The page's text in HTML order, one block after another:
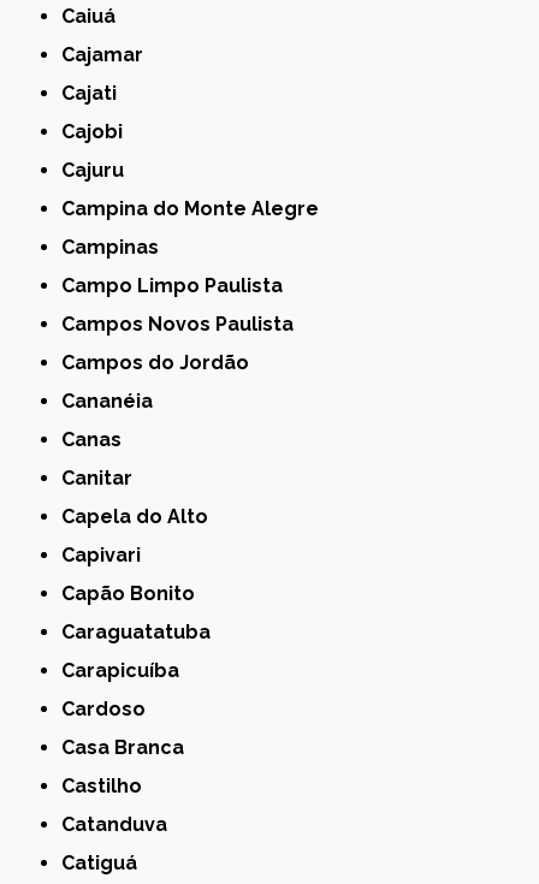
Caiuá
Cajamar
Cajati
Cajobi
Cajuru
Campina do Monte Alegre
Campinas
Campo Limpo Paulista
Campos Novos Paulista
Campos do Jordão
Cananéia
Canas
Canitar
Capela do Alto
Capivari
Capão Bonito
Caraguatatuba
Carapicuíba
Cardoso
Casa Branca
Castilho
Catanduva
Catiguá